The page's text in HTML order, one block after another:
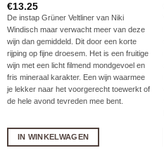
€13.25
De instap Grüner Veltliner van Niki
Windisch maar verwacht meer van deze
wijn dan gemiddeld. Dit door een korte
rijping op fijne droesem. Het is een fruitige
wijn met een licht filmend mondgevoel en
fris mineraal karakter. Een wijn waarmee
je lekker naar het voorgerecht toewerkt of
de hele avond tevreden mee bent.
IN WINKELWAGEN